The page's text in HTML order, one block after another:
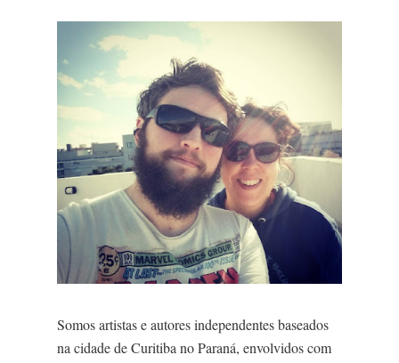
Somos artistas e autores independentes baseados
na cidade de Curitiba no Paraná, envolvidos com